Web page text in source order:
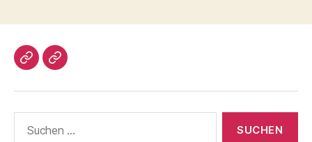
Impressum/DatSchutz
Beliebte
nach: